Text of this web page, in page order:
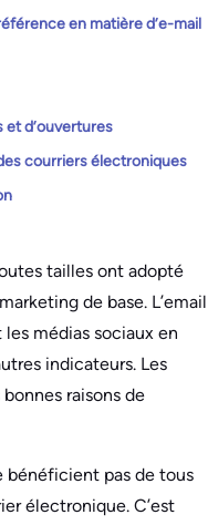
en matière d’e-mail
d’ouvertures
courriers électroniques
tailles ont adopté
de base. L’email
médias sociaux en
indicateurs. Les
raisons de
bénéficient pas de tous
électronique. C’est